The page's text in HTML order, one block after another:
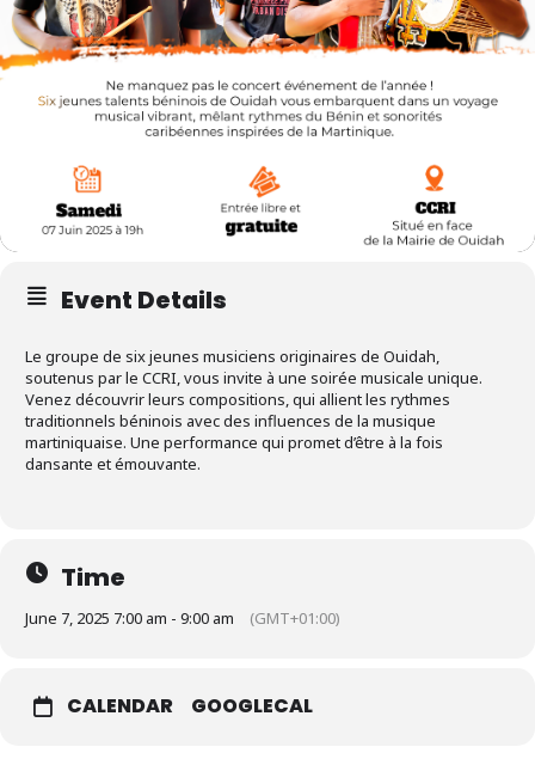
Event Details
Le groupe de six jeunes musiciens originaires de Ouidah,
soutenus par le CCRI, vous invite à une soirée musicale unique.
Venez découvrir leurs compositions, qui allient les rythmes
traditionnels béninois avec des influences de la musique
martiniquaise. Une performance qui promet d’être à la fois
dansante et émouvante.
Time
June 7, 2025 7:00 am - 9:00 am (GMT+01:00)
CALENDAR GOOGLECAL